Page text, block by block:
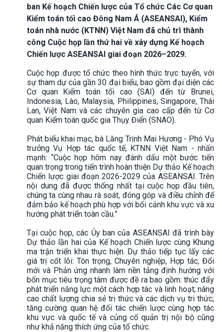
ban Kế hoạch Chiến lược của Tổ chức Các Cơ quan
Kiểm toán tối cao Đông Nam Á (ASEANSAI), Kiểm
toán nhà nước (KTNN) Việt Nam đã chủ trì thành
công Cuộc họp lần thứ hai về xây dựng Kế hoạch
Chiến lược ASEANSAI giai đoạn 2026–2029.
Cuộc họp được tổ chức theo hình thức trực tuyến, với
sự tham dự của gần 30 đại biểu, bao gồm đại diện các
Cơ quan Kiểm toán tối cao (SAI) đến từ Brunei,
Indonesia, Lào, Malaysia, Philippines, Singapore, Thái
Lan, Việt Nam và các chuyên gia cao cấp đến từ Cơ
quan Kiểm toán quốc gia Thụy Điển (SNAO).
Phát biểu khai mạc, bà Lăng Trịnh Mai Hương - Phó Vụ
trưởng Vụ Hợp tác quốc tế, KTNN Việt Nam - nhấn
mạnh: “Cuộc họp hôm nay đánh dấu một bước tiến
quan trọng trong tiến trình hoàn thiện Dự thảo Kế hoạch
Chiến lược giai đoạn 2026-2029 của ASEANSAI. Trên
nội dung đã được thống nhất tại cuộc họp đầu tiên,
chúng ta cùng nhau rà soát, đóng góp và điều chỉnh để
đảm bảo kế hoạch phù hợp với bối cảnh khu vực và xu
hướng phát triển toàn cầu.”
Tại cuộc họp, các Ủy ban của ASEANSAI đã trình bày
Dự thảo lần hai của Kế hoạch Chiến lược cùng Khung
ma trận triển khai thực hiện. Dự thảo tiếp tục lấy các
giá trị cốt lõi: Tôn trọng, Chuyên nghiệp, Hợp tác, Đổi
mới và Phản ứng nhanh làm nền tảng định hướng với
bốn mục tiêu trọng tâm được đề ra bao gồm: thúc đẩy
phát triển năng lực một cách hợp tác và linh hoạt; nâng
cao chất lượng chia sẻ tri thức và các dịch vụ tri thức;
tăng cường quan hệ đối tác chiến lược cùng hợp tác
khu vực và quốc tế và củng cố quản trị nội bộ cũng
như khả năng thích ứng của tổ chức.